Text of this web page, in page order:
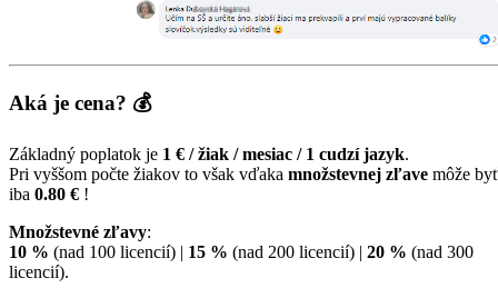
Aká je cena? 💰
Základný poplatok je 1 € / žiak / mesiac / 1 cudzí jazyk.
Pri vyššom počte žiakov to však vďaka množstevnej zľave môže
iba 0.80 € !
Množstevné zľavy:
10 % (nad 100 licencií) | 15 % (nad 200 licencií) | 20 % (nad 300
licencií).